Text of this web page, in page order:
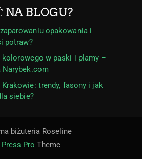
NA BLOGU?
opakowania i
potraw?
kolorowego w paski i plamy –
Narybek.com
trendy, fasony i jak
siebie?
biżuteria Roseline
Pro Theme